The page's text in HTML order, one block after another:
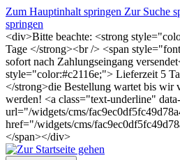
Zum Hauptinhalt springen Zur Suche
springen
<div>Bitte beachte: <strong
Tage </strong><br /> <span
sofort nach Zahlungseingang
style="color:#c2116e;"> Lieferzeit 5
</strong>die Bestellung wartet bis wir
werden! <a class="text-underline" data-
url="/widgets/cms/
href="/widgets/cms/
</span></div>